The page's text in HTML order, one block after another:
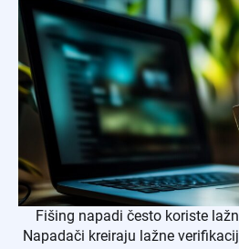
Fišing napadi često koriste
Napadači kreiraju lažne